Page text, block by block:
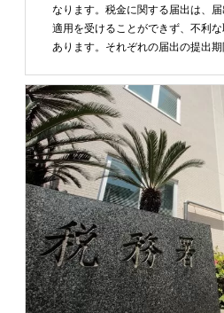
なります。税金に関する届出は、
適用を受けることができず、不利
あります。それぞれの届出の提出